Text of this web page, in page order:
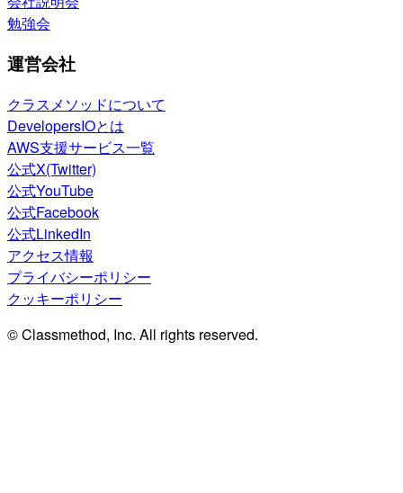
勉強会
運営会社
クラスメソッドについて
DevelopersIOとは
AWS支援サービス一覧
公式X(Twitter)
公式YouTube
公式Facebook
公式LinkedIn
アクセス情報
プライバシーポリシー
クッキーポリシー
© Classmethod, Inc. All rights reserved.